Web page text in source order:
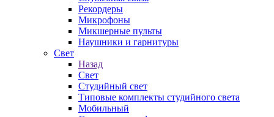
Рекордеры
Микрофоны
Микшерные пульты
Наушники и гарнитуры
Свет
Назад
Свет
Студийный свет
Типовые комплекты студийного света
Мобильный